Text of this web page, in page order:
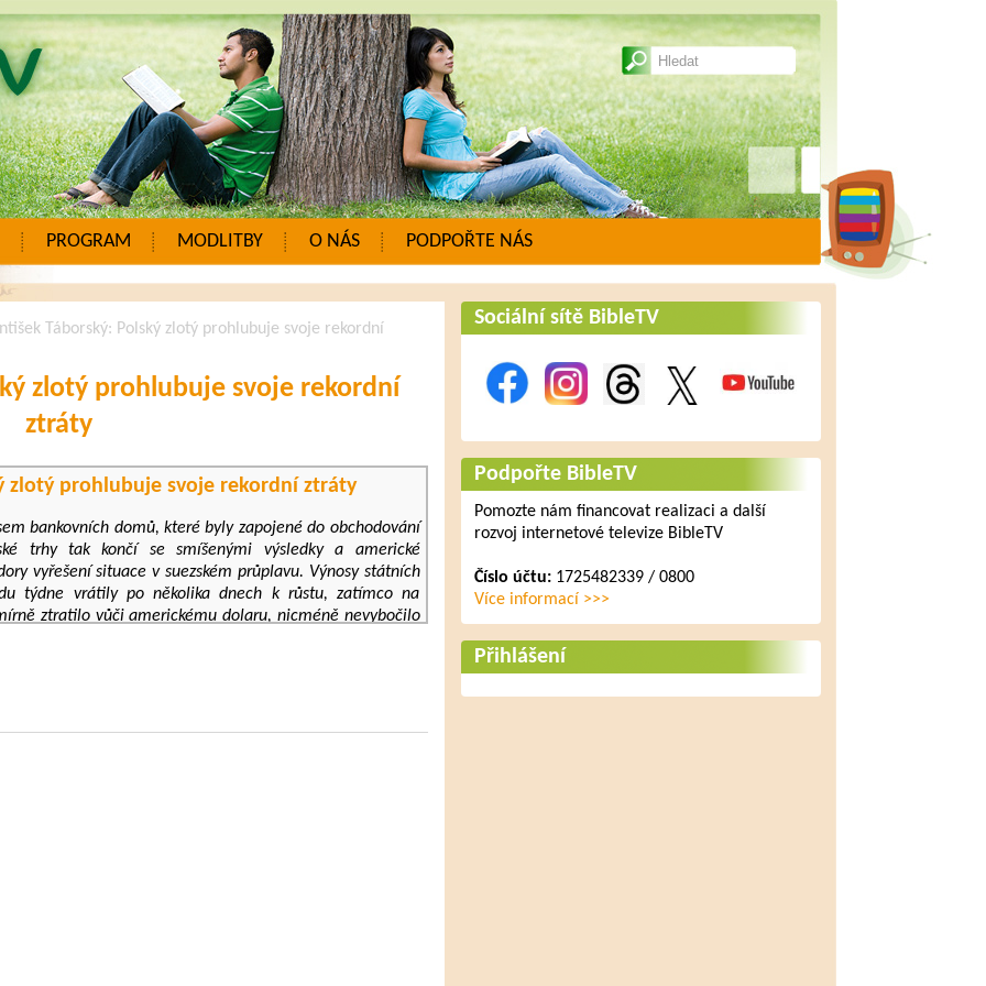
PROGRAM MODLITBY O NÁS PODPOŘTE NÁS
Táborský: Polský zlotý prohlubuje svoje rekordní
zlotý prohlubuje svoje rekordní
ztráty
zlotý prohlubuje svoje rekordní ztráty
bankovních domů, které byly zapojené do obchodování
trhy tak končí se smíšenými výsledky a americké
vyřešení situace v suezském průplavu. Výnosy státních
týdne vrátily po několika dnech k růstu, zatímco na
ztratilo vůči americkému dolaru, nicméně nevybočilo
forint končí se zanedbatelnou ztrátou, zatímco polský
tak na něj dopadá zhoršující se pandemická situace a
dnešní obchodování na úrovni 26,10 za euro.
Sociální sítě BibleTV
Podpořte BibleTV
Pomozte nám financovat realizaci a další
rozvoj internetové televize BibleTV
Číslo účtu:1725482339 / 0800
Více informací >>>
Přihlášení